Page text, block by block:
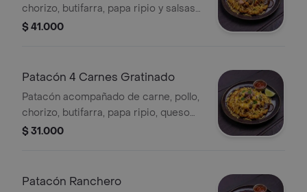
chorizo, butifarra, papa ripio y salsas
de la casa.
$ 41.000
Patacón 4 Carnes Gratinado
Patacón acompañado de carne, pollo,
chorizo, butifarra, papa ripio, queso
gratinado y salsas de la casa.
$ 31.000
Patacón Ranchero